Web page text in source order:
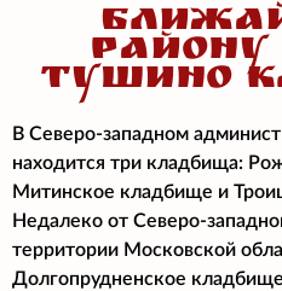
ТУШИНО
В Северо-западном
находится три кладбища:
Митинское кладбище и
Недалеко от Северо-
территории Московской
Долгопрудненское